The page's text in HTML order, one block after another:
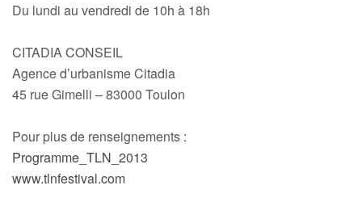
Du lundi au vendredi de 10h à 18h
CITADIA CONSEIL
Agence d’urbanisme Citadia
45 rue Gimelli – 83000 Toulon
Pour plus de renseignements :
Programme_TLN_2013
www.tlnfestival.com